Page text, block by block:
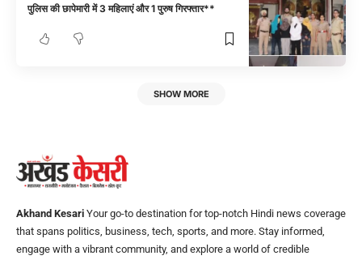
पुलिस की छापेमारी में 3 महिलाएं और 1 पुरुष गिरफ्तार**
SHOW MORE
Akhand Kesari Your go-to destination for top-notch Hindi news coverage
that spans politics, business, tech, sports, and more. Stay informed,
engage with a vibrant community, and explore a world of credible